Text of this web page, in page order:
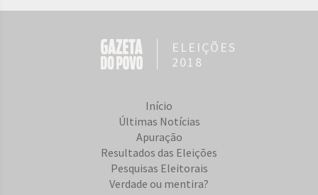
ELEIÇÕES
2018
Início
Últimas Notícias
Apuração
Resultados das Eleições
Pesquisas Eleitorais
Verdade ou mentira?